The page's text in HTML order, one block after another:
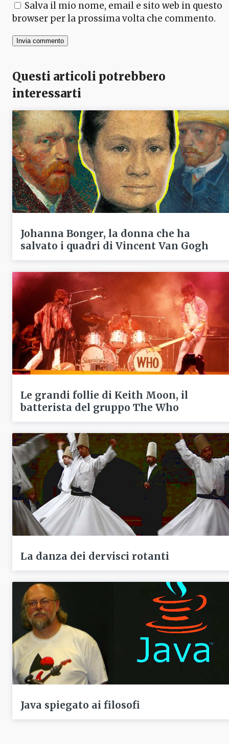
Salva il mio nome, email e sito web in questo
browser per la prossima volta che commento.
Questi articoli potrebbero
interessarti
Johanna Bonger, la donna che ha
salvato i quadri di Vincent Van Gogh
Le grandi follie di Keith Moon, il
batterista del gruppo The Who
La danza dei dervisci rotanti
Java spiegato ai filosofi